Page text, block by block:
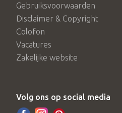
Gebruiksvoorwaarden
Disclaimer & Copyright
Colofon
Vacatures
Zakelijke website
Volg ons op social media